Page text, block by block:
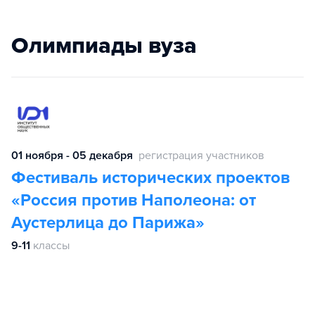
Олимпиады вуза
01 ноября - 05 декабря регистрация участников
Фестиваль исторических проектов
«Россия против Наполеона: от
Аустерлица до Парижа»
9-11 классы